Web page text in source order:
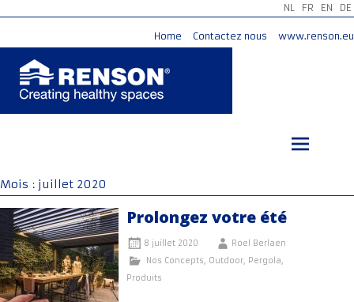
NL FR EN DE
Home Contactez nous www.renson.eu
Mois : juillet 2020
Prolongez votre été
8 juillet 2020
Roel Berlaen
Nos Concepts, Outdoor, Pergola,
Produits